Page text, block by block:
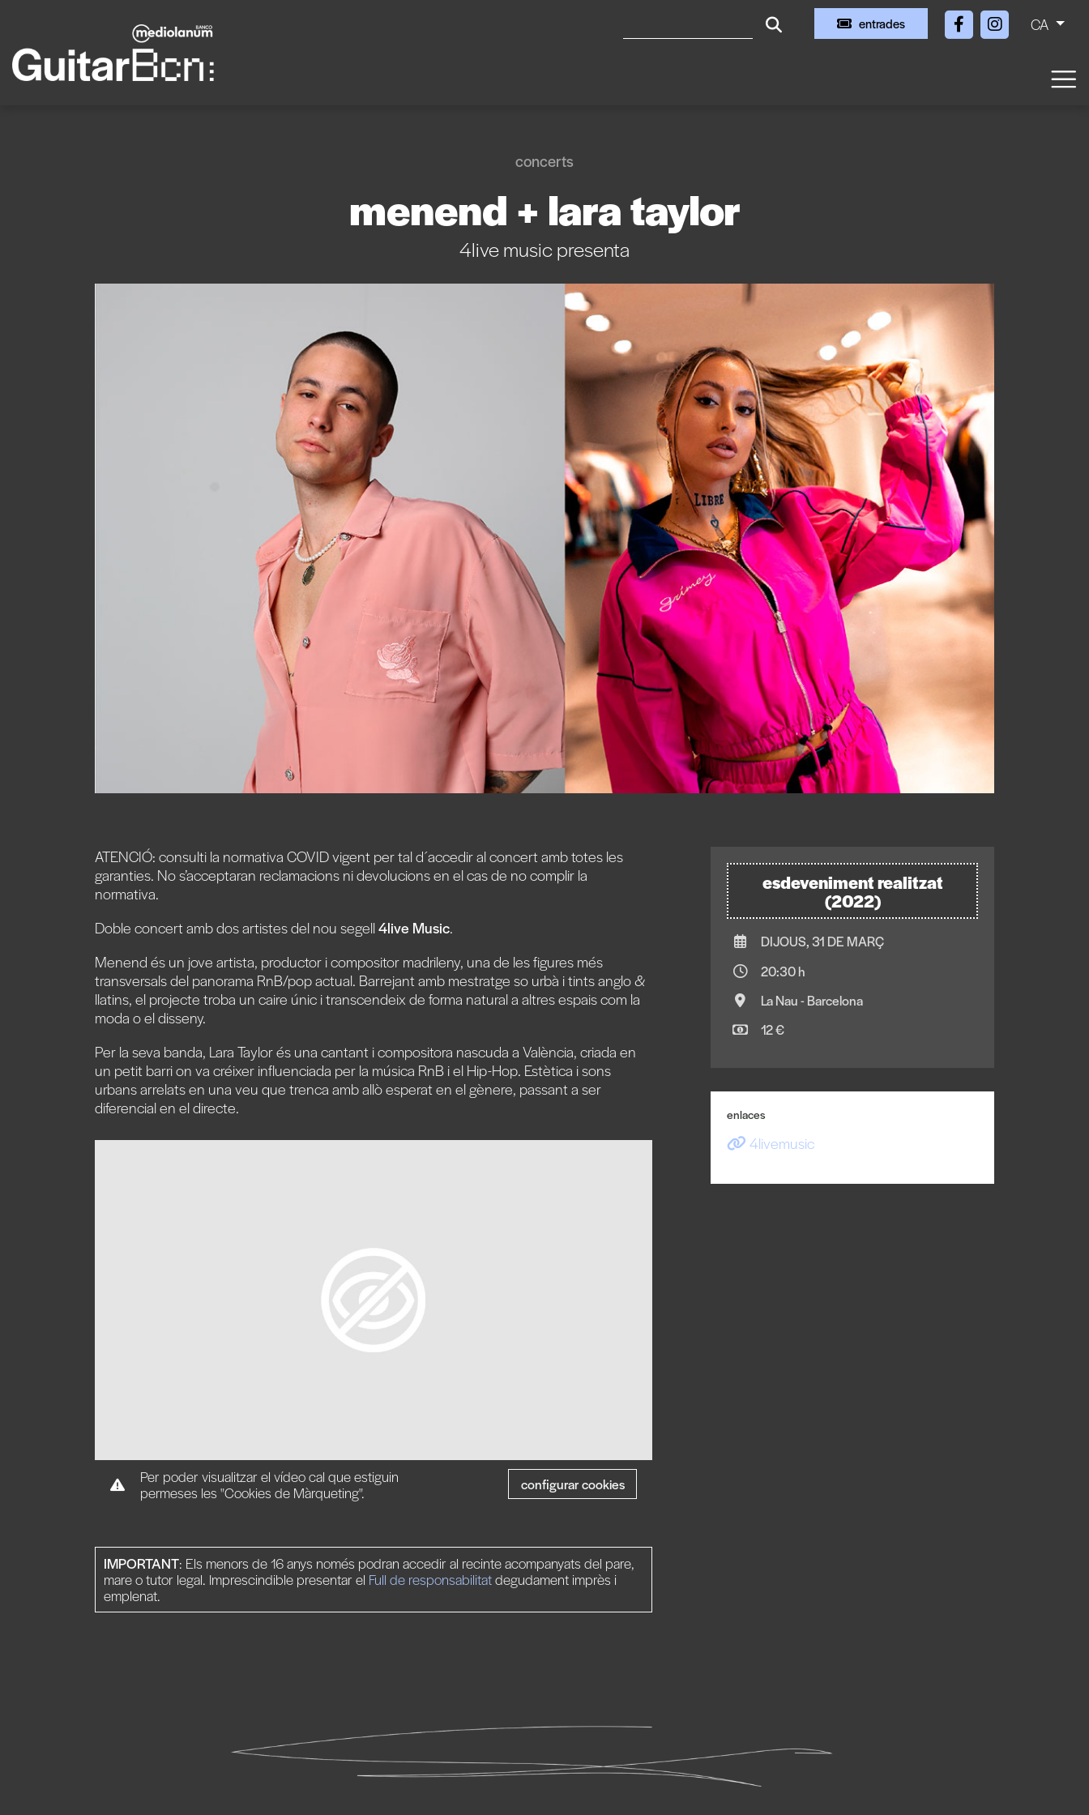
entrades CA
concerts
menend + lara taylor
4live music presenta
esdeveniment realitzat
(2022)
DIJOUS, 31 DE MARÇ
20:30 h
La Nau - Barcelona
12 €
enlaces
4livemusic
ATENCIÓ: consulti la normativa COVID vigent per tal d´accedir al concert amb totes les
garanties. No s’acceptaran reclamacions ni devolucions en el cas de no complir la
normativa.
Doble concert amb dos artistes del nou segell4live Music.
Menend és un jove artista, productor i compositor madrileny, una de les figures més
transversals del panorama RnB/pop actual. Barrejant amb mestratge so urbà i tints anglo &
llatins, el projecte troba un caire únic i transcendeix de forma natural a altres espais com la
moda o el disseny.
Per la seva banda, Lara Taylor és una cantant i compositora nascuda a València, criada en
un petit barri on va créixer influenciada per la música RnB i el Hip-Hop. Estètica i sons
urbans arrelats en una veu que trenca amb allò esperat en el gènere, passant a ser
diferencial en el directe.
Per poder visualitzar el vídeo cal que estiguin
permeses les "Cookies de Màrqueting".
configurar cookies
IMPORTANT: Els menors de 16 anys només podran accedir al recinte acompanyats del pare,
mare o tutor legal. Imprescindible presentar el Full de responsabilitatdegudament imprès i
emplenat.